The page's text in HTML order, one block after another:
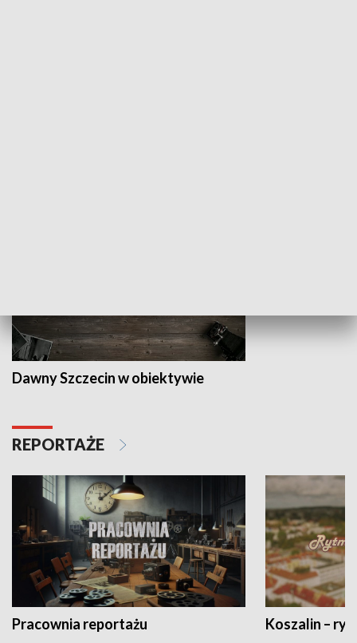
Dawny Szczecin w obiektywie
REPORTAŻE
Pracownia reportażu Koszalin –